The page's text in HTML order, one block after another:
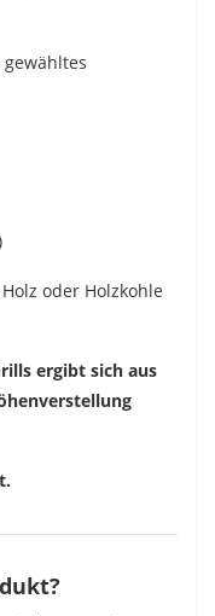
oder Holzkohle
ergibt sich aus